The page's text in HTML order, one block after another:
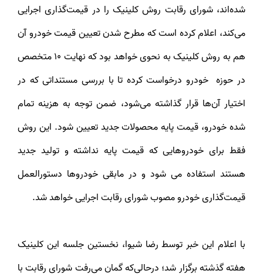
شده‌اند، شورای رقابت روش کلینیک را در قیمت‌گذاری اجرایی
می‌کند، اعلام کرده است که مطرح شدن تعیین قیمت خودرو آن
هم به روش کلینیک به نحوی خواهد بود که نهایت ۱۰ متخصص
در حوزه خودرو درخواست کرده تا با بررسی مستنداتی که در
اختیار آن‌ها قرار گذاشته می‌شود، ضمن توجه به هزینه تمام
شده خودرو، قیمت پایه محصولات جدید تعیین شود. این روش
فقط برای خودروهایی که قیمت پایه نداشته و تولید جدید
هستند استفاده می شود و در مابقی خودروها دستورالعمل
قیمت‌گذاری خودرو مصوب شورای رقابت اجرایی خواهد شد.
با اعلام این خبر توسط رضا شیوا، نخستین جلسه این کلینیک
هفته گذشته برگزار شد؛ درحالی‌که گمان می‌رفت شورای رقابت با